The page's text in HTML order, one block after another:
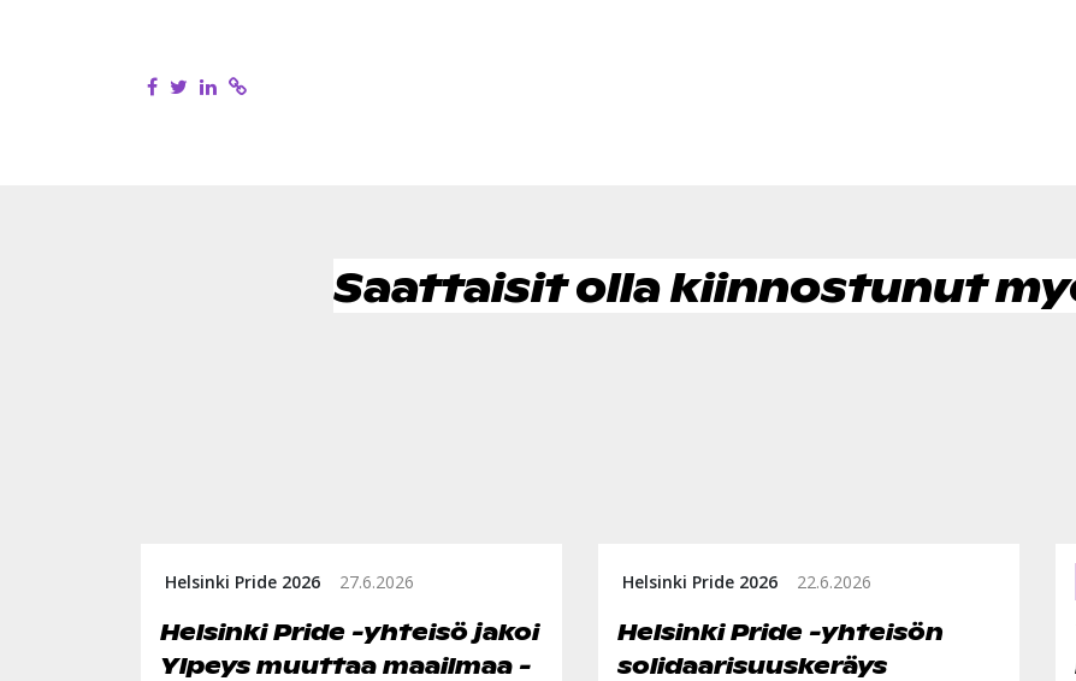
Saattaisit olla kiinnostunut
Helsinki Pride 2026 27.6.2026
Helsinki Pride -yhteisö jakoi
Ylpeys muuttaa maailmaa -
Helsinki Pride 2026 22.6.2026
Helsinki Pride -yhteisön
solidaarisuuskeräys